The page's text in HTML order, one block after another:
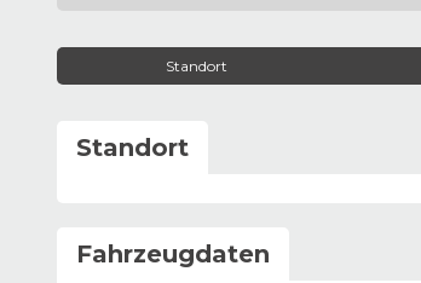
Standort
Standort
Fahrzeugdaten